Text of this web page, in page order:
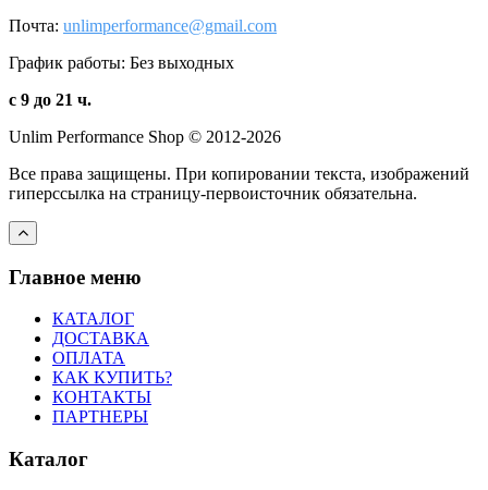
Почта: unlimperformance@gmail.com
График работы: Без выходных
с 9 до 21 ч.
Unlim Performance Shop © 2012-2026
Все права защищены. При копировании текста, изображений
гиперссылка на страницу-первоисточник обязательна.
Главное меню
КАТАЛОГ
ДОСТАВКА
ОПЛАТА
КАК КУПИТЬ?
КОНТАКТЫ
ПАРТНЕРЫ
Каталог